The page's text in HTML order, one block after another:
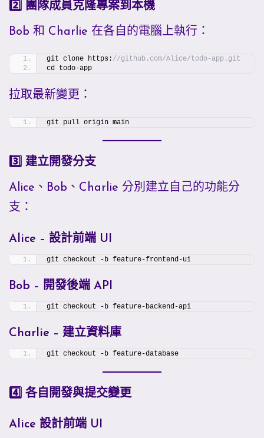
2️⃣ 團隊成員克隆專案到本機
Bob 和 Charlie 在各自的電腦上執行：
git clone https: //github.com/Alice/todo-app.git
cd todo-app
拉取最新變更：
git pull origin main
3️⃣ 建立開發分支
Alice、Bob、Charlie 分別建立自己的功能分
支：
Alice – 設計前端 UI
git checkout -b feature-frontend-ui
Bob – 開發後端 API
git checkout -b feature-backend-api
Charlie – 建立資料庫
git checkout -b feature-database
4️⃣ 各自開發與提交變更
Alice 設計前端 UI